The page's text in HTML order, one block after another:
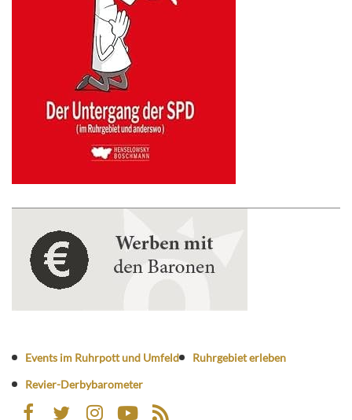
Events im Ruhrpott und Umfeld
Ruhrgebiet erleben
Revier-Derbybarometer